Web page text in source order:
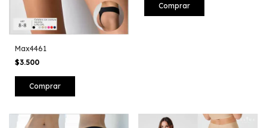
Max4461
$3.500
Comprar